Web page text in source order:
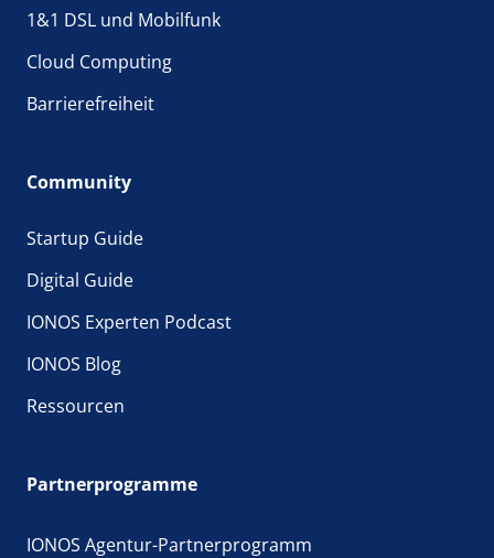
1&1 DSL und Mobilfunk
Cloud Computing
Barrierefreiheit
Community
Startup Guide
Digital Guide
IONOS Experten Podcast
IONOS Blog
Ressourcen
Partnerprogramme
IONOS Agentur-Partnerprogramm